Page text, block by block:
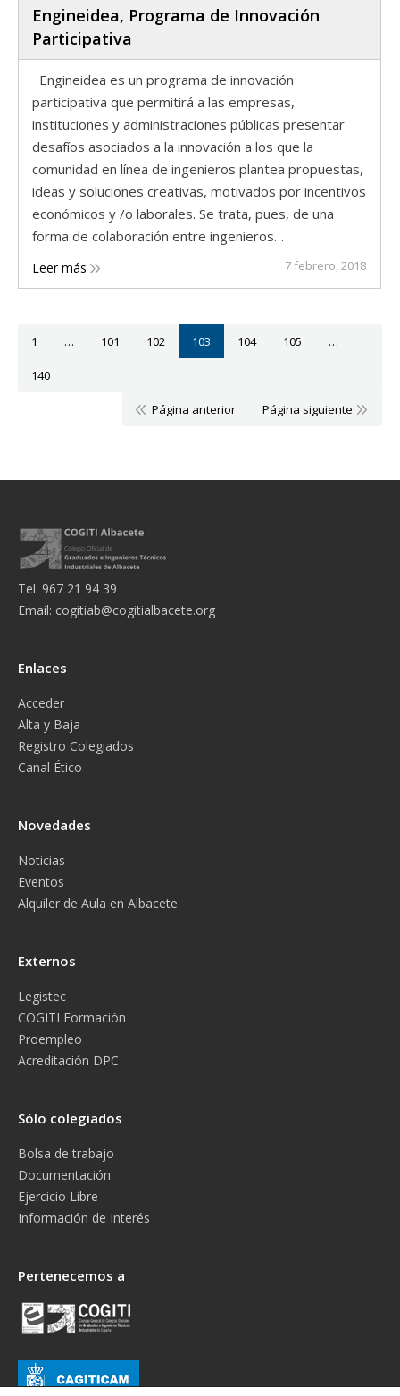
Engineidea, Programa de Innovación
Participativa
Engineidea es un programa de innovación
participativa que permitirá a las empresas,
instituciones y administraciones públicas presentar
desafíos asociados a la innovación a los que la
comunidad en línea de ingenieros plantea propuestas,
ideas y soluciones creativas, motivados por incentivos
económicos y /o laborales. Se trata, pues, de una
forma de colaboración entre ingenieros…
Leer más 7 febrero, 2018
1 … 101 102 103 104 105 …
140
Página anterior Página siguiente
Tel: 967 21 94 39
Email: cogitiab@cogitialbacete.org
Enlaces
Acceder
Alta y Baja
Registro Colegiados
Canal Ético
Novedades
Noticias
Eventos
Alquiler de Aula en Albacete
Externos
Legistec
COGITI Formación
Proempleo
Acreditación DPC
Sólo colegiados
Bolsa de trabajo
Documentación
Ejercicio Libre
Información de Interés
Pertenecemos a